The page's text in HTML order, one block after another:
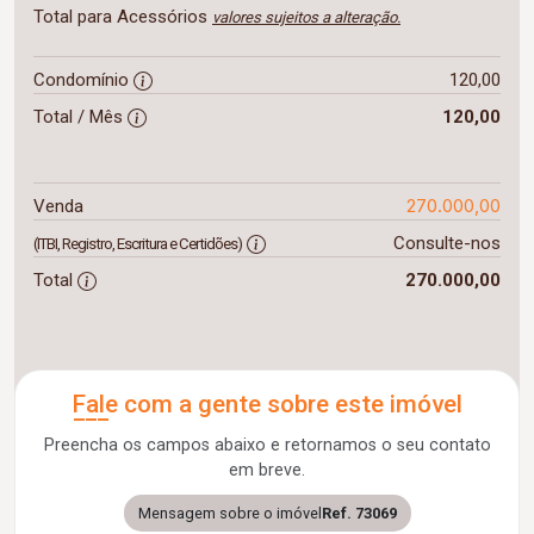
Total para Acessórios valores sujeitos a alteração.
Condomínio
120,00
Total / Mês
120,00
Venda 270.000,00
(ITBI, Registro, Escritura e Certidões)
Consulte-nos
Total
270.000,00
Fale com a gente sobre este imóvel
Preencha os campos abaixo e retornamos o seu contato
em breve.
Mensagem sobre o imóvel Ref. 73069